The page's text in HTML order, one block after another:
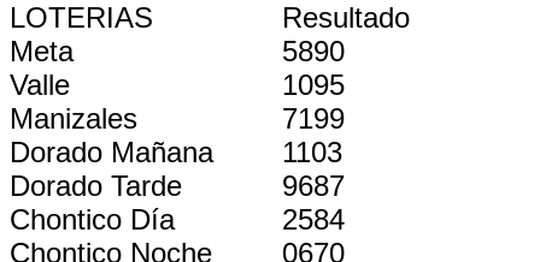
LOTERIAS
Resultado
Meta
5890
Valle
1095
Manizales
7199
Dorado Mañana
1103
Dorado Tarde
9687
Chontico Día
2584
Chontico Noche
0670